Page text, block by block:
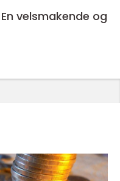
velsmakende og